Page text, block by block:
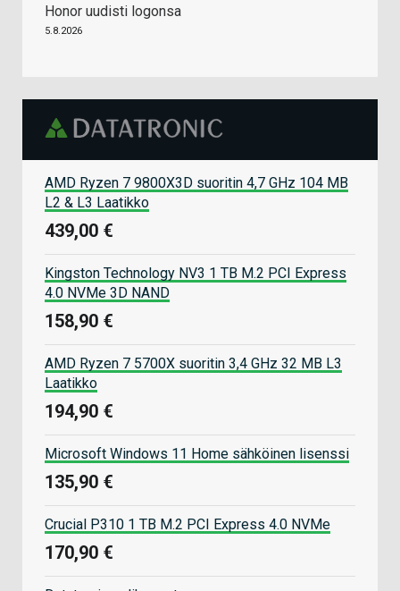
Honor uudisti logonsa
5.8.2026
AMD Ryzen 7 9800X3D suoritin 4,7 GHz 104 MB
L2 & L3 Laatikko
439,00 €
Kingston Technology NV3 1 TB M.2 PCI Express
4.0 NVMe 3D NAND
158,90 €
AMD Ryzen 7 5700X suoritin 3,4 GHz 32 MB L3
Laatikko
194,90 €
Microsoft Windows 11 Home sähköinen lisenssi
135,90 €
Crucial P310 1 TB M.2 PCI Express 4.0 NVMe
170,90 €